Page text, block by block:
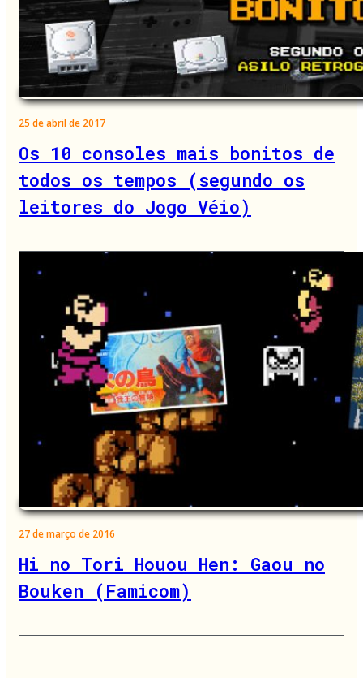
25 de abril de 2017
Os 10 consoles mais bonitos de
todos os tempos (segundo os
leitores do Jogo Véio)
27 de março de 2016
Hi no Tori Houou Hen: Gaou no
Bouken (Famicom)